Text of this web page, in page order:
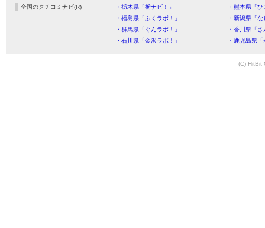
全国のクチコミナビ(R) ・栃木県「栃ナビ！」
・熊本県「
・福島県「ふくラボ！」
・新潟県「
・群馬県「ぐんラボ！」
・香川県「
・石川県「金沢ラボ！」
・鹿児島県
(C) HitBit